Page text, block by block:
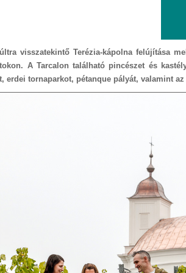
visszatekintő Terézia-kápolna felújítása
A Tarcalon található pincészet és
erdei tornaparkot, pétanque pályát, valamint